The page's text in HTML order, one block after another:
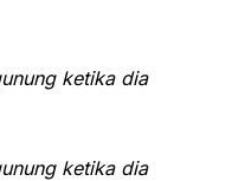
ketika dia
ketika dia